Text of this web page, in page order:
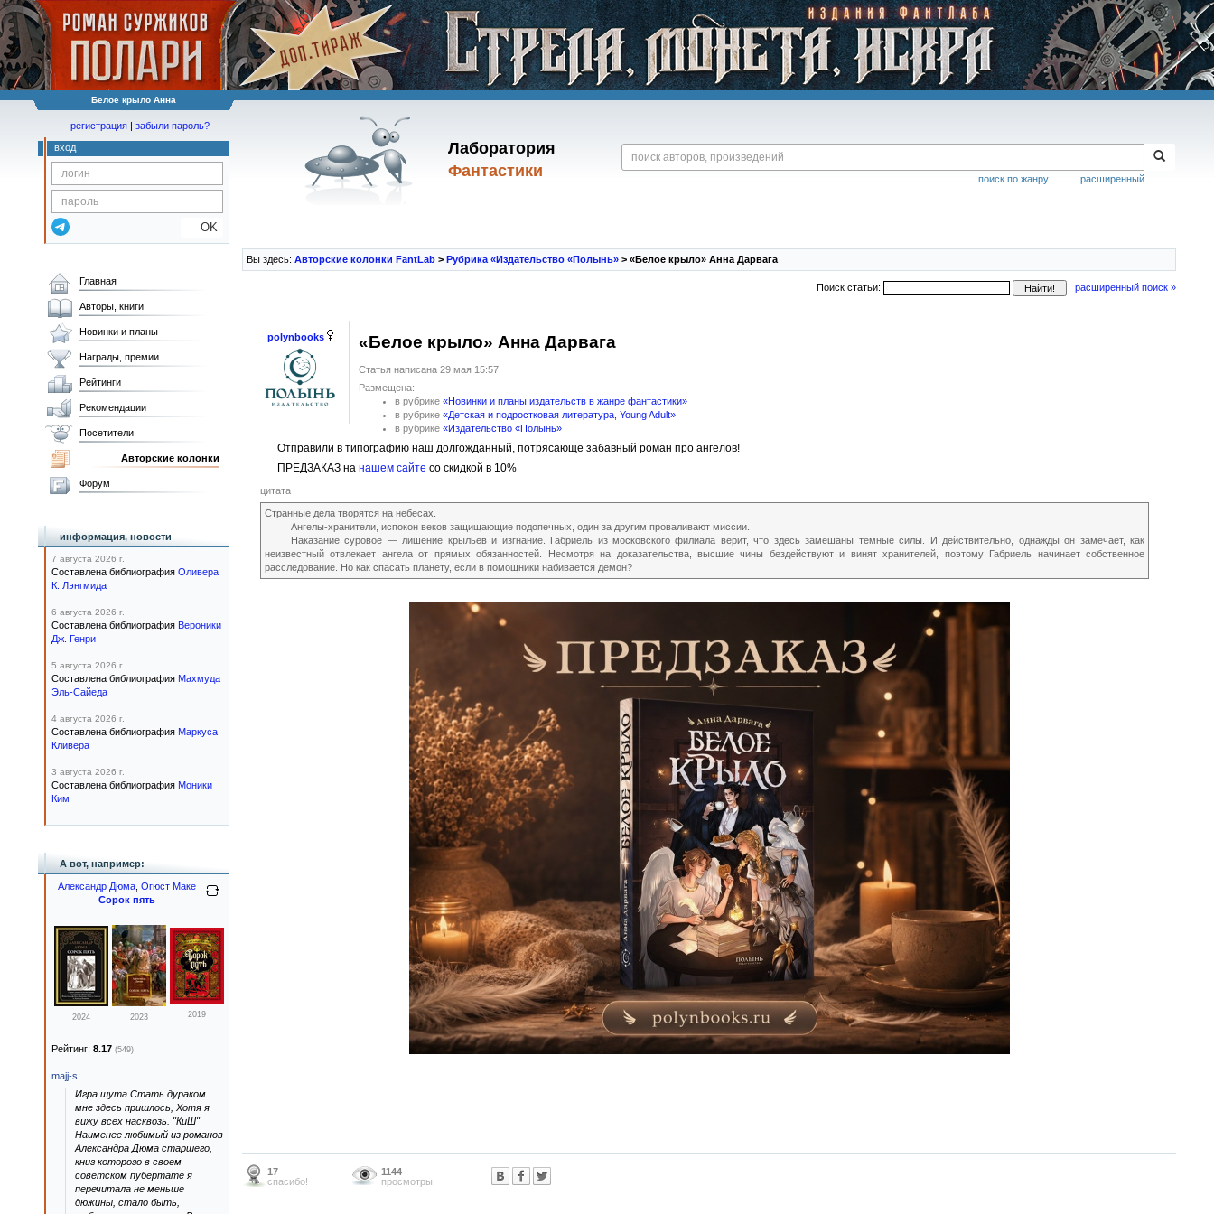
Белое крыло Анна
Лаборатория
Фантастики
расширенный
поиск по жанру
регистрация | забыли пароль?
вход
OK
Вы здесь: Авторские колонки FantLab > Рубрика «Издательство «Полынь» > «Белое крыло» Анна Дарвага
Поиск статьи: расширенный поиск »
polynbooks «Белое крыло» Анна Дарвага
Статья написана 29 мая 15:57
Размещена:
в рубрике «Новинки и планы издательств в жанре фантастики»
в рубрике «Детская и подростковая литература, Young Adult»
в рубрике «Издательство «Полынь»
Отправили в типографию наш долгожданный, потрясающе забавный роман про ангелов!
ПРЕДЗАКАЗ на нашем сайте со скидкой в 10%
цитата
Странные дела творятся на небесах.
Ангелы-хранители, испокон веков защищающие подопечных, один за другим проваливают миссии.
Наказание суровое — лишение крыльев и изгнание. Габриель из московского филиала верит, что здесь замешаны темные силы. И действительно, однажды он замечает, как
неизвестный отвлекает ангела от прямых обязанностей. Несмотря на доказательства, высшие чины бездействуют и винят хранителей, поэтому Габриель начинает собственное
расследование. Но как спасать планету, если в помощники набивается демон?
17
спасибо!
1144
просмотры
Главная
Авторы, книги
Новинки и планы
Награды, премии
Рейтинги
Рекомендации
Посетители
Авторские колонки
Форум
информация, новости
7 августа 2026 г.
Составлена библиография Оливера
К. Лэнгмида
6 августа 2026 г.
Составлена библиография Вероники
Дж. Генри
5 августа 2026 г.
Составлена библиография Махмуда
Эль-Сайеда
4 августа 2026 г.
Составлена библиография Маркуса
Кливера
3 августа 2026 г.
Составлена библиография Моники
Ким
А вот, например:
Александр Дюма, Огюст Маке
Сорок пять
2024 2023 2019
Рейтинг: 8.17 (549)
majj-s:
Игра шута Стать дураком
мне здесь пришлось, Хотя я
вижу всех насквозь. "КиШ"
Наименее любимый из романов
Александра Дюма старшего,
книг которого в своем
советском пубертате я
перечитала не меньше
дюжины, стало быть,